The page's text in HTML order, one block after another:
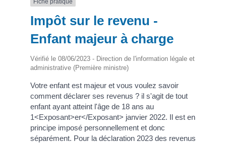
Fiche pratique
Impôt sur le revenu -
Enfant majeur à charge
Vérifié le 08/06/2023 - Direction de l'information légale et
administrative (Première ministre)
Votre enfant est majeur et vous voulez savoir
comment déclarer ses revenus ? il s'agit de tout
enfant ayant atteint l'âge de 18 ans au
1<Exposant>er</Exposant> janvier 2022. Il est en
principe imposé personnellement et donc
séparément. Pour la déclaration 2023 des revenus